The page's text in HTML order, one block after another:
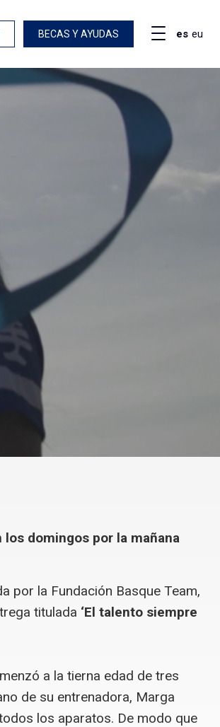
BECAS Y AYUDAS es eu
domingos por la mañana
por la Fundación Basque Team,
titulada ‘El talento siempre
a la tierna edad de tres
de su entrenadora, Marga
los aparatos. De modo que